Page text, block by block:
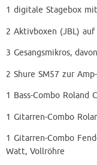
1 digitale Stagebox
2 Aktivboxen (JBL)
3 Gesangsmikros,
2 Shure SM57 zur
1 Bass-Combo Roland
1 Gitarren-Combo
1 Gitarren-Combo
Watt, Vollröhre